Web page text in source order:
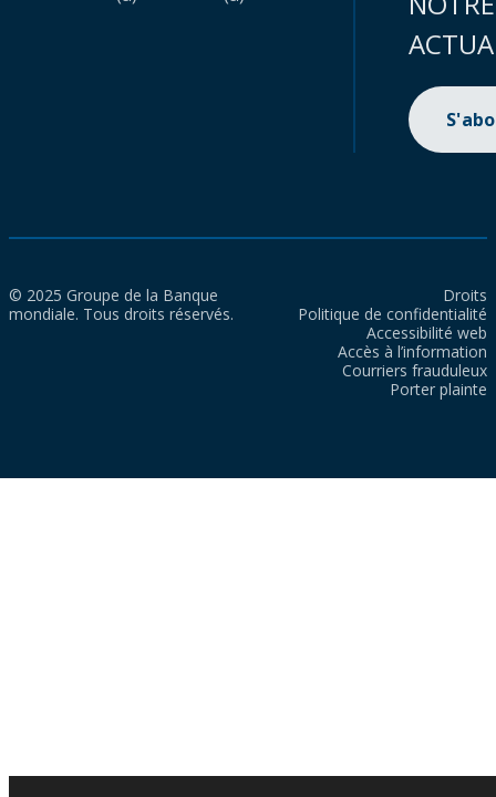
© 2025 Groupe de la Banque
mondiale. Tous droits réservés.
Droits
Politique de confidentialité
Accessibilité web
Accès à l’information
Courriers frauduleux
Porter plainte